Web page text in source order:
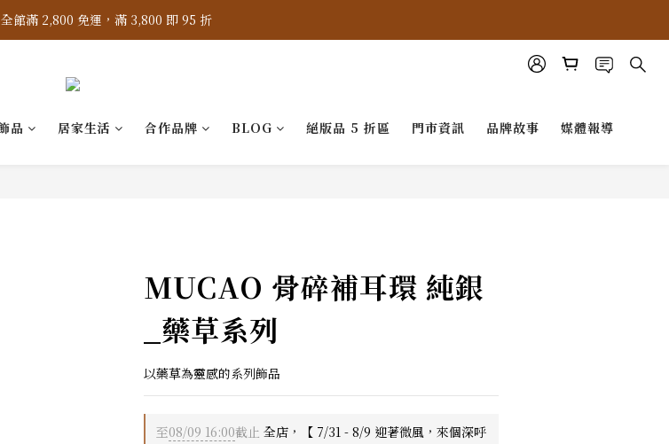
館滿 2,800 免運，滿 3,800 即 95 折
館滿 2,800 免運，滿 3,800 即 95 折
館滿 2,800 免運，滿 3,800 即 95 折
品 居家生活 合作品牌 BLOG 絕版品 5 折區 門市資訊 品牌故事 媒體報導
MUCAO 骨碎補耳環 純銀
_藥草系列
以藥草為靈感的系列飾品
至08/09 16:00截止 全店，【 7/31 - 8/9 迎著微風，來個深呼